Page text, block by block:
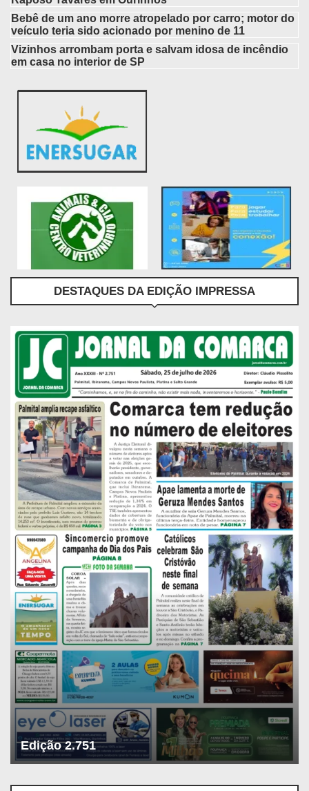
Bebê de um ano morre atropelado por carro; motor do
veículo teria sido acionado por menino de 11
Vizinhos arrombam porta e salvam idosa de incêndio
em casa no interior de SP
DESTAQUES DA EDIÇÃO IMPRESSA
Edição 2.751